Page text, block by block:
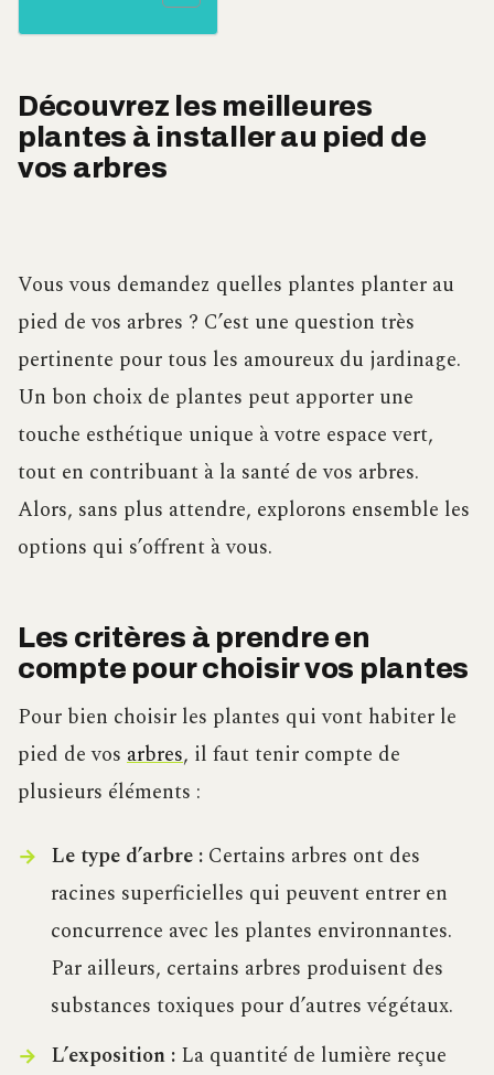
Découvrez les meilleures
plantes à installer au pied de
vos arbres
Vous vous demandez quelles plantes planter au
pied de vos arbres ? C’est une question très
pertinente pour tous les amoureux du jardinage.
Un bon choix de plantes peut apporter une
touche esthétique unique à votre espace vert,
tout en contribuant à la santé de vos arbres.
Alors, sans plus attendre, explorons ensemble les
options qui s’offrent à vous.
Les critères à prendre en
compte pour choisir vos plantes
Pour bien choisir les plantes qui vont habiter le
pied de vos arbres, il faut tenir compte de
plusieurs éléments :
Le type d’arbre :Certains arbres ont des
racines superficielles qui peuvent entrer en
concurrence avec les plantes environnantes.
Par ailleurs, certains arbres produisent des
substances toxiques pour d’autres végétaux.
L’exposition :La quantité de lumière reçue